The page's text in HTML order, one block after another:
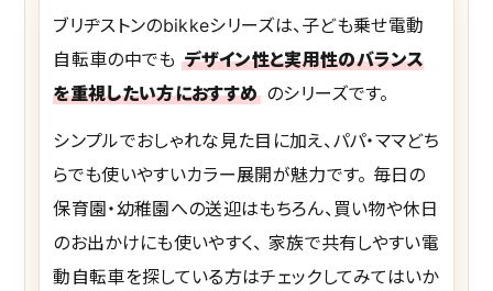
ブリヂストンのbikkeシリーズは、子ども乗せ電動
自転車の中でも デザイン性と実用性のバランス
を重視したい方におすすめのシリーズです。
シンプルでおしゃれな見た目に加え、パパ・ママどち
らでも使いやすいカラー展開が魅力です。 毎日の
保育園・幼稚園への送迎はもちろん、買い物や休日
のお出かけにも使いやすく、 家族で共有しやすい電
動自転車を探している方はチェックしてみてはいか